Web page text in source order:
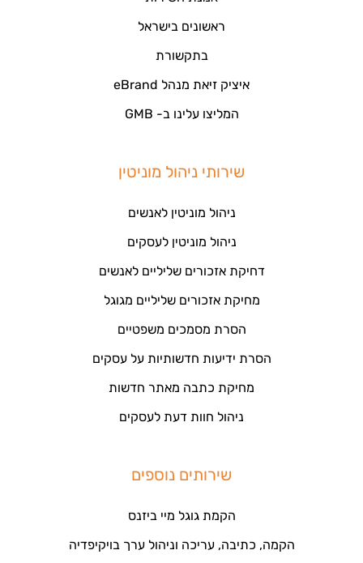
ראשונים בישראל
בתקשורת
איציק זיאת מנהל eBrand
המליצו עלינו ב- GMB
שירותי ניהול מוניטין
ניהול מוניטין לאנשים
ניהול מוניטין לעסקים
דחיקת אזכורים שליליים לאנשים
מחיקת אזכורים שליליים מגוגל
הסרת מסמכים משפטיים
הסרת ידיעות חדשותיות על עסקים
מחיקת כתבה מאתר חדשות
ניהול חוות דעת לעסקים
שירותים נוספים
הקמת גוגל מיי ביזנס
הקמה, כתיבה, עריכה וניהול ערך בויקיפדיה